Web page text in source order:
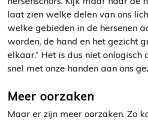
laat zien welke delen van ons
welke gebieden in de hersenen
worden, de hand en het gezicht
elkaar.” Het is dus niet
snel met onze handen aan ons
Meer oorzaken
Maar er zijn meer oorzaken. Zo